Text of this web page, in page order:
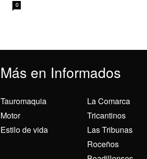
0
Más en Informados
Tauromaquia
Motor
Estilo de vida
La Comarca
Tricantinos
Las Tribunas
Roceños